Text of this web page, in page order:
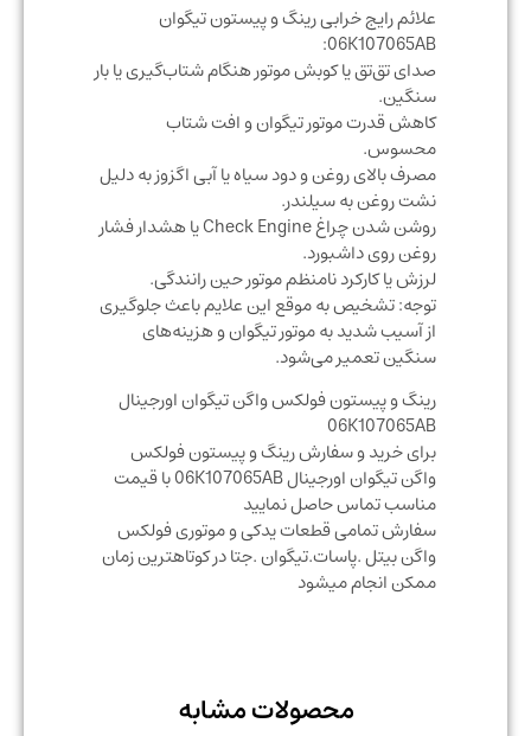
علائم رایج خرابی رینگ و پیستون تیگوان
06K107065AB:
صدای تق‌تق یا کوبش موتور هنگام شتاب‌گیری یا بار
سنگین.
کاهش قدرت موتور تیگوان و افت شتاب
محسوس.
مصرف بالای روغن و دود سیاه یا آبی اگزوز به دلیل
نشت روغن به سیلندر.
روشن شدن چراغ Check Engine یا هشدار فشار
روغن روی داشبورد.
لرزش یا کارکرد نامنظم موتور حین رانندگی.
توجه: تشخیص به موقع این علایم باعث جلوگیری
از آسیب شدید به موتور تیگوان و هزینه‌های
سنگین تعمیر می‌شود.
رینگ و پیستون فولکس واگن تیگوان اورجینال
06K107065AB
برای خرید و سفارش رینگ و پیستون فولکس
واگن تیگوان اورجینال 06K107065AB با قیمت
مناسب تماس حاصل نمایید
سفارش تمامی قطعات یدکی و موتوری فولکس
واگن بیتل .پاسات.تیگوان .جتا در کوتاهترین زمان
ممکن انجام میشود
محصولات مشابه